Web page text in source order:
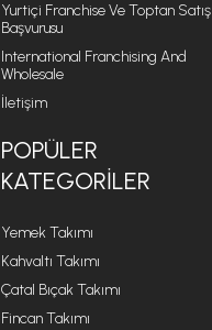
Yurtiçi Franchise Ve Toptan Satış
Başvurusu
International Franchising And
Wholesale
İletişim
POPÜLER
KATEGORILER
Yemek Takımı
Kahvaltı Takımı
Çatal Bıçak Takımı
Fincan Takımı